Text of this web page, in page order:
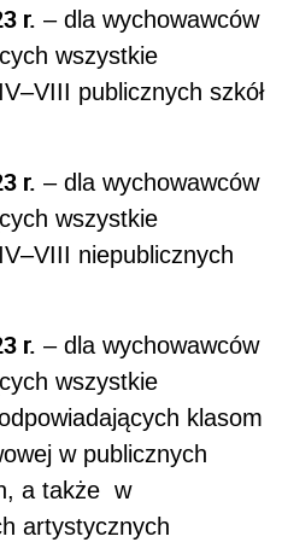
r. – dla wychowawców
wszystkie
publicznych szkół
r. – dla wychowawców
wszystkie
niepublicznych
r. – dla wychowawców
wszystkie
klasom
w publicznych
a także w
artystycznych